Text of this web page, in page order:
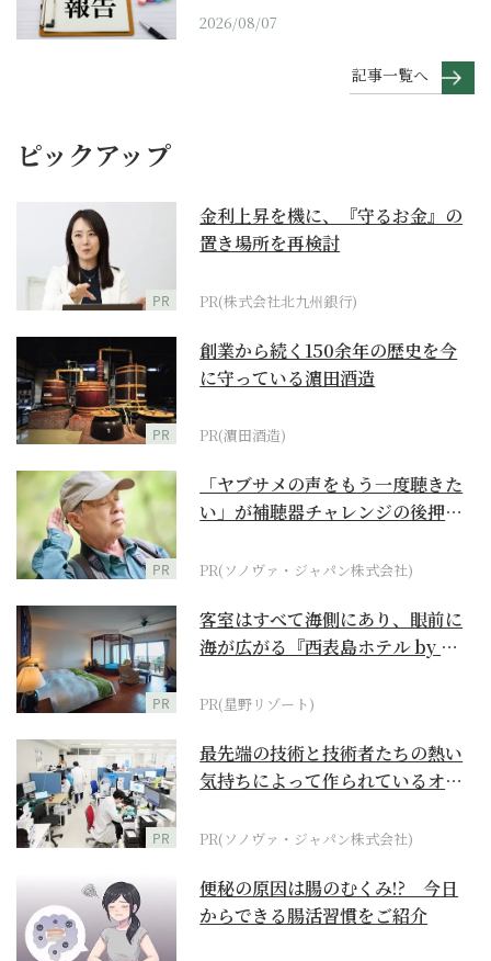
2026/08/07
記事一覧へ
ピックアップ
PR
金利上昇を機に、『守るお金』の
置き場所を再検討
PR(株式会社北九州銀行)
PR
創業から続く150余年の歴史を今
に守っている濵田酒造
PR(濵田酒造)
PR
「ヤブサメの声をもう一度聴きた
い」が補聴器チャレンジの後押し
PR(ソノヴァ・ジャパン株式会社)
PR
客室はすべて海側にあり、眼前に
海が広がる『西表島ホテル by 星
PR(星野リゾート)
PR
最先端の技術と技術者たちの熱い
気持ちによって作られているオー
PR(ソノヴァ・ジャパン株式会社)
便秘の原因は腸のむくみ!? 今日
からできる腸活習慣をご紹介